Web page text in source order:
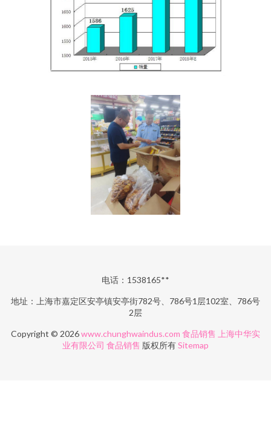
电话：1538165**
地址：上海市嘉定区安亭镇安亭街782号、786号1层102室、786号
2层
Copyright © 2026www.chunghwaindus.com 食品销售
上海中华实
业有限公司 食品销售 版权所有Sitemap